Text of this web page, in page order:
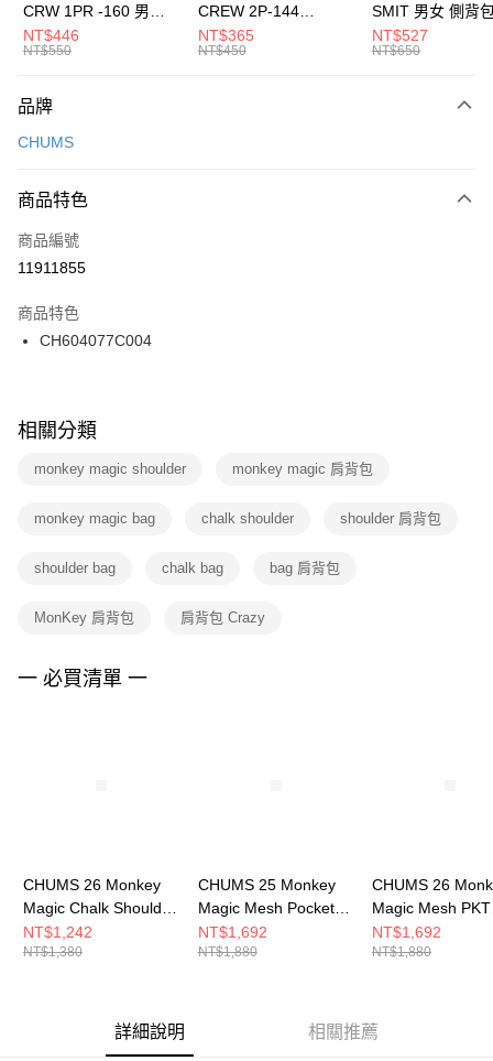
元大商業銀行
台灣樂天信用卡公司
全盈+PAY
AFTEE先享後付
【關於「AFTEE先享後付」】
便利好安心！
３．安心：先確認商品／服務後，再付款。
【「AFTEE先享後付」結帳流程】
１．於結帳方式選擇「AFTEE先享後付」後，將跳轉至「AFTEE先享後付」
２．訂單成立數日內，您將收到繳費通知簡訊。
３．收到繳費通知簡訊後14天內，點擊此簡訊中的連結，可透過四大超商／
ATM／網路銀行／等多元方式進行付款，方視為交易完成。
※ 交易是否成功請以「AFTEE先享後付 」之結帳頁面顯示為準，若有關於
是否繳費成功／繳費後需取消欲退款等相關疑問，請聯繫「AFTEE先享後付
客戶支援中心」https://netprotections.freshdesk.com/support/home
１．透過由恩沛科技股份有限公司提供之「AFTEE先享後付」服務完成之交
權轉讓予恩沛科技股份有限公司。
３．未成年的使用者請事先徵得法定代理人或監護人之同意方可使用
４．使用「AFTEE先享後付」時，將依據個別帳號之用戶狀況，依本公司即
運送方式
每筆NT$100，滿NT$1,500(含以上)免運費
宅配
每筆NT$100，滿NT$1,500(含以上)免運費
付款後門市自取
每筆NT$100，滿NT$1,500(含以上)免運費
CRW 1PR -160 男女
中統襪 FZ3393100
NT$446
NT$550
CREW 2P-144
EMBRDY 男女 短統襪
FZ3073133
NT$365
NT$450
SMIT 男女 側背
BA5871010
NT$527
NT$650
品牌
CHUMS
商品特色
商品編號
11911855
商品特色
CH604077C004
相關分類
monkey magic shoulder monkey magic 肩背包
monkey magic bag chalk shoulder shoulder 肩背包
shoulder bag chalk bag bag 肩背包
MonKey 肩背包 肩背包 Crazy
一 必買清單 一
CHUMS 26 Monkey
Magic Chalk Shoulder
Bag肩背包 黑色
CH604077K001
NT$1,242
NT$1,380
CHUMS 25 Monkey
Magic Mesh Pocket
Collect Shoulder Bag
肩背包
NT$1,692
NT$1,880
CHUMS 26
Magic Mesh PKT
Collect SHL Bag
包(約5L) Crazy
NT$1,692
NT$1,880
詳細說明 相關推薦